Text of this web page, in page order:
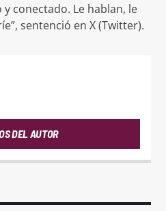
conectado. Le hablan, le
sentenció en X (Twitter).
DEL AUTOR